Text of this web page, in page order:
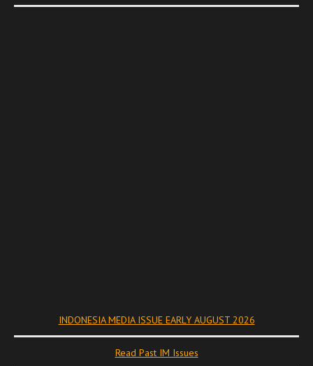
INDONESIA MEDIA ISSUE EARLY AUGUST 2026
Read Past IM Issues